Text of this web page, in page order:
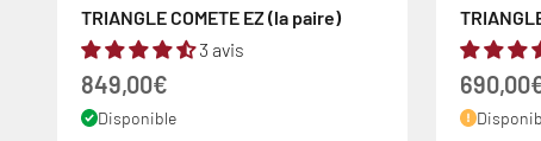
TRIANGLE COMETE EZ (la paire)
3 avis
Prix de vente
849,00€
Disponible
Prix de